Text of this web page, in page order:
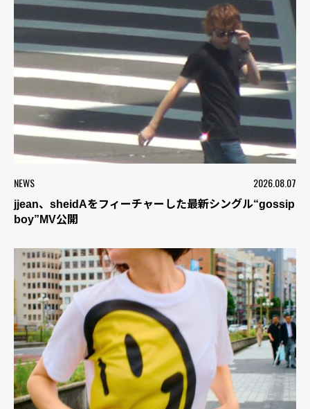
NEWS 2026.08.07
jjean、sheidAをフィーチャーした最新シングル“gossip
boy”MV公開